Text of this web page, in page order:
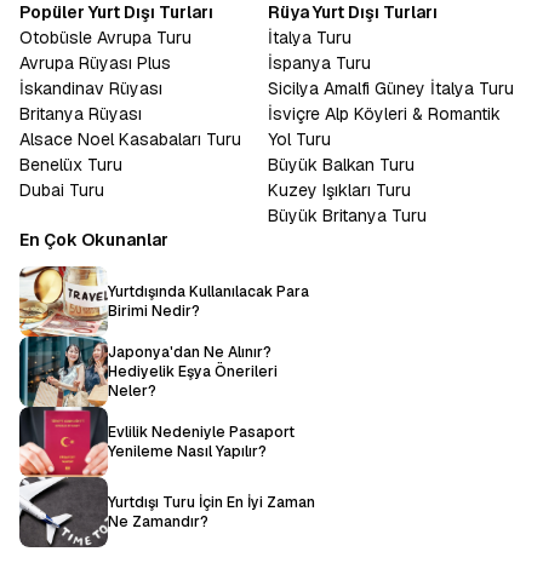
Popüler Yurt Dışı Turları
Otobüsle Avrupa Turu
Avrupa Rüyası Plus
İskandinav Rüyası
Britanya Rüyası
Alsace Noel Kasabaları Turu
Benelüx Turu
Dubai Turu
Rüya Yurt Dışı Turları
İtalya Turu
İspanya Turu
Sicilya Amalfi Güney İtalya Turu
İsviçre Alp Köyleri & Romantik
Yol Turu
Büyük Balkan Turu
Kuzey Işıkları Turu
Büyük Britanya Turu
En Çok Okunanlar
Yurtdışında Kullanılacak Para
Birimi Nedir?
Japonya'dan Ne Alınır?
Hediyelik Eşya Önerileri
Neler?
Evlilik Nedeniyle Pasaport
Yenileme Nasıl Yapılır?
Yurtdışı Turu İçin En İyi Zaman
Ne Zamandır?